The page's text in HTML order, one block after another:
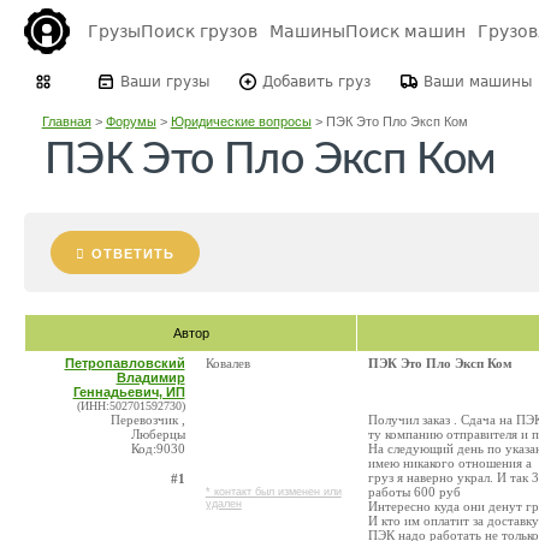
ГрузыПоиск грузов МашиныПоиск машин
Ваши грузы Добавить груз Ваши машины
Главная> Форумы> Юридические вопросы> ПЭК Это Пло Эксп Ком
ПЭК Это Пло Эксп Ком
ОТВЕТИТЬ
Автор
Петропавловский
Владимир
Геннадьевич, ИП
(ИНН:502701592730)
Перевозчик ,
Люберцы
Код:9030
#1
Ковалев
* контакт был изменен или
удален
ПЭК Это Пло Эксп Ком
Получил заказ . Сдача на
ту компанию отправителя и
На следующий день по
имею никакого отношения а
груз я наверно украл. И
работы 600 руб
Интересно куда они денут
И кто им оплатит за
ПЭК надо работать не